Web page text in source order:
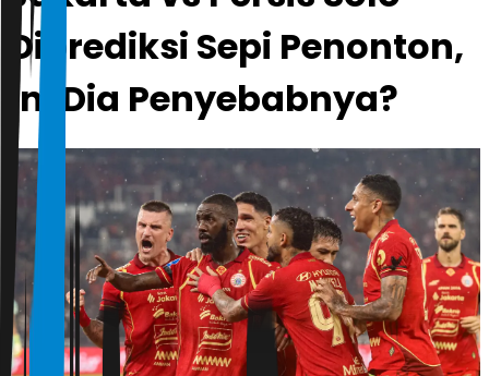
Diprediksi Sepi Penonton,
Ini Dia Penyebabnya?